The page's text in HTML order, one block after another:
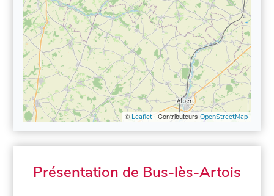
© Leaflet| Contributeurs OpenStreetMap
Présentation de Bus-lès-Artois